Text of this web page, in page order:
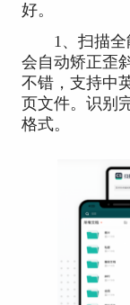
好。
1、扫描
会自动矫正歪
不错，支持中
页文件。识别
格式。